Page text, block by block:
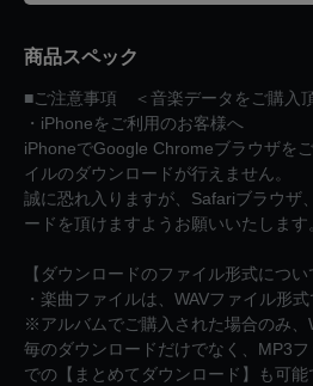
商品スペック
■ご注意事項 ＜音楽データをご購入
・iPhoneをご利用のお客様へ
iPhoneでGoogle Chromeブラウザを
イルのダウンロードが行えません。
誠に恐れ入りますが、Safariブラウザ
ードを頂けますようお願いいたします
【ダウンロードのファイル形式につい
・楽曲ファイルは、WAVファイル形
※アルバムでご購入された場合のみ、
毎のダウンロードだけでなく、MP3
での【まとめてダウンロード】も可能